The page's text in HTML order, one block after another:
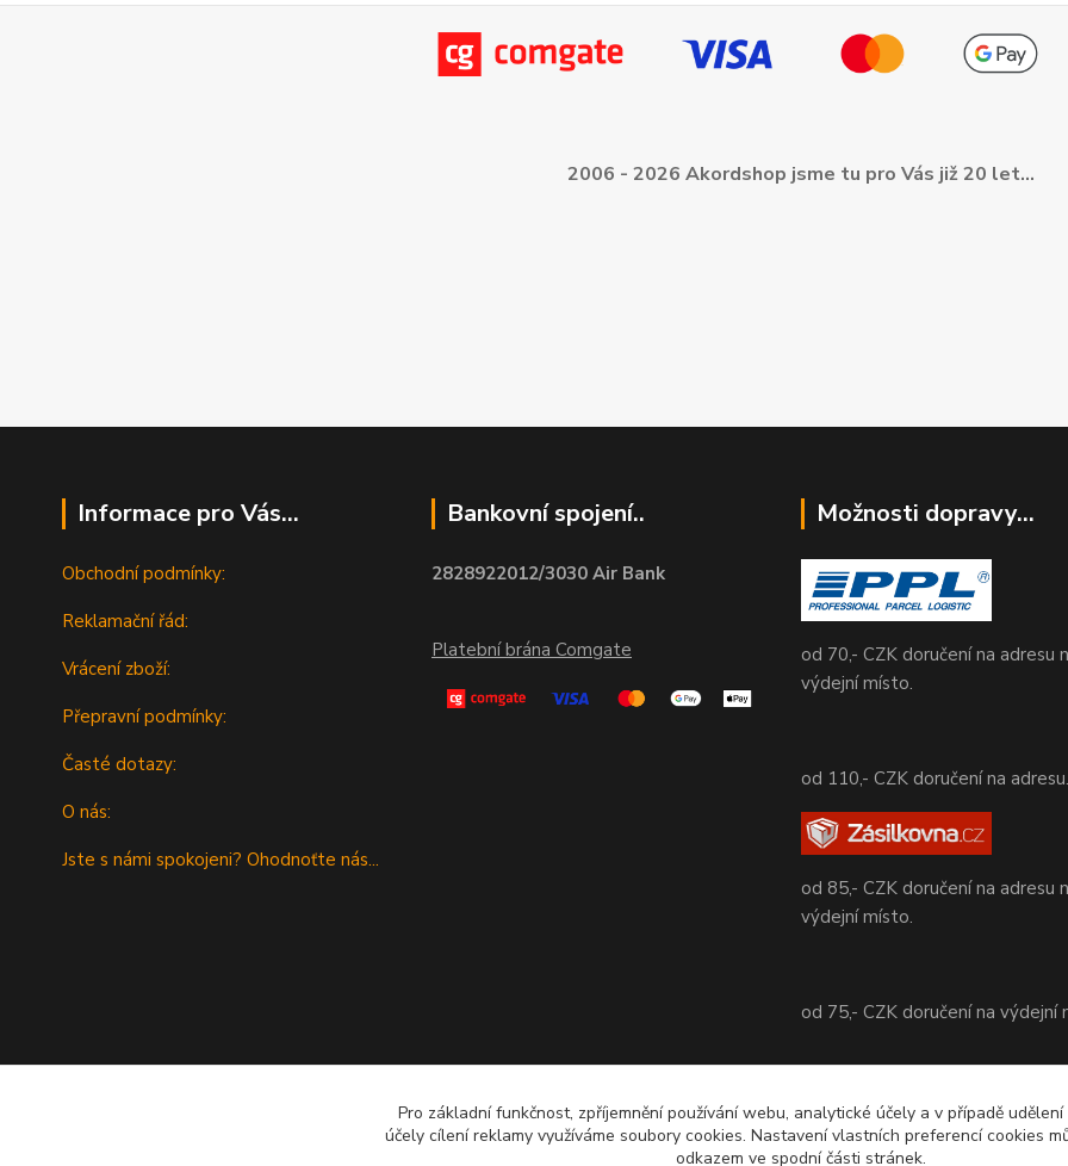
2006 - 2026 Akordshop jsme tu pro Vás již 20 let...
Informace pro Vás...
Obchodní podmínky:
Reklamační řád:
Vrácení zboží:
Přepravní podmínky:
Časté dotazy:
O nás:
Jste s námi spokojeni? Ohodnoťte nás...
Bankovní spojení..
2828922012/3030 Air Bank
Platební brána Comgate
Možnosti dopravy...
od 70,- CZK doručení na adresu
výdejní místo.
od 110,- CZK doručení na adresu.
od 85,- CZK doručení na adresu
výdejní místo.
od 75,- CZK doručení na výdejní
od 70,- CZK doručení na adresu
výdejní místo.
Pro základní funkčnost, zpříjemnění používání webu, analytické účely a v případě
účely cílení reklamy využíváme soubory cookies. Nastavení vlastních preferencí cookies
odkazem ve spodní části stránek.